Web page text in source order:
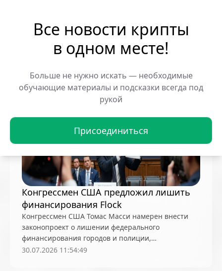
Все новости крипты
в одном месте!
Больше не нужно искать — необходимые
обучающие материалы и подсказки всегда под
рукой
Присоединиться
млрд, однако акции компании снизились на фоне
падения доходов от криптовалютных операций
30.07.2026 12:07:18
Конгрессмен США предложил лишить
финансирования Flock
Конгрессмен США Томас Масси намерен внести
законопроект о лишении федерального
финансирования городов и полиции,
использующих камеры видеонаблюдения Flock
30.07.2026 11:54:49